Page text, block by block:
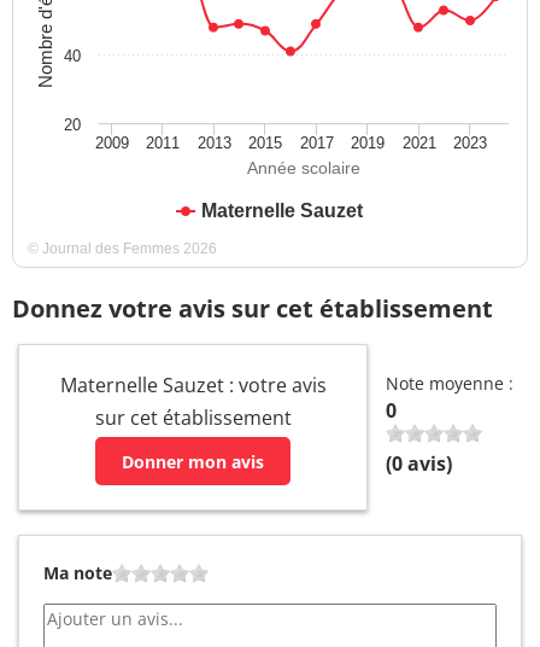
Année scolaire
Maternelle Sauzet
2009 2011 2013 2015 2017 2019 2021 2023
40
20
© Journal des Femmes 2026
Donnez votre avis sur cet établissement
Maternelle Sauzet : votre avis
sur cet établissement
Donner mon avis
Note moyenne :
0
(0avis)
Ma note